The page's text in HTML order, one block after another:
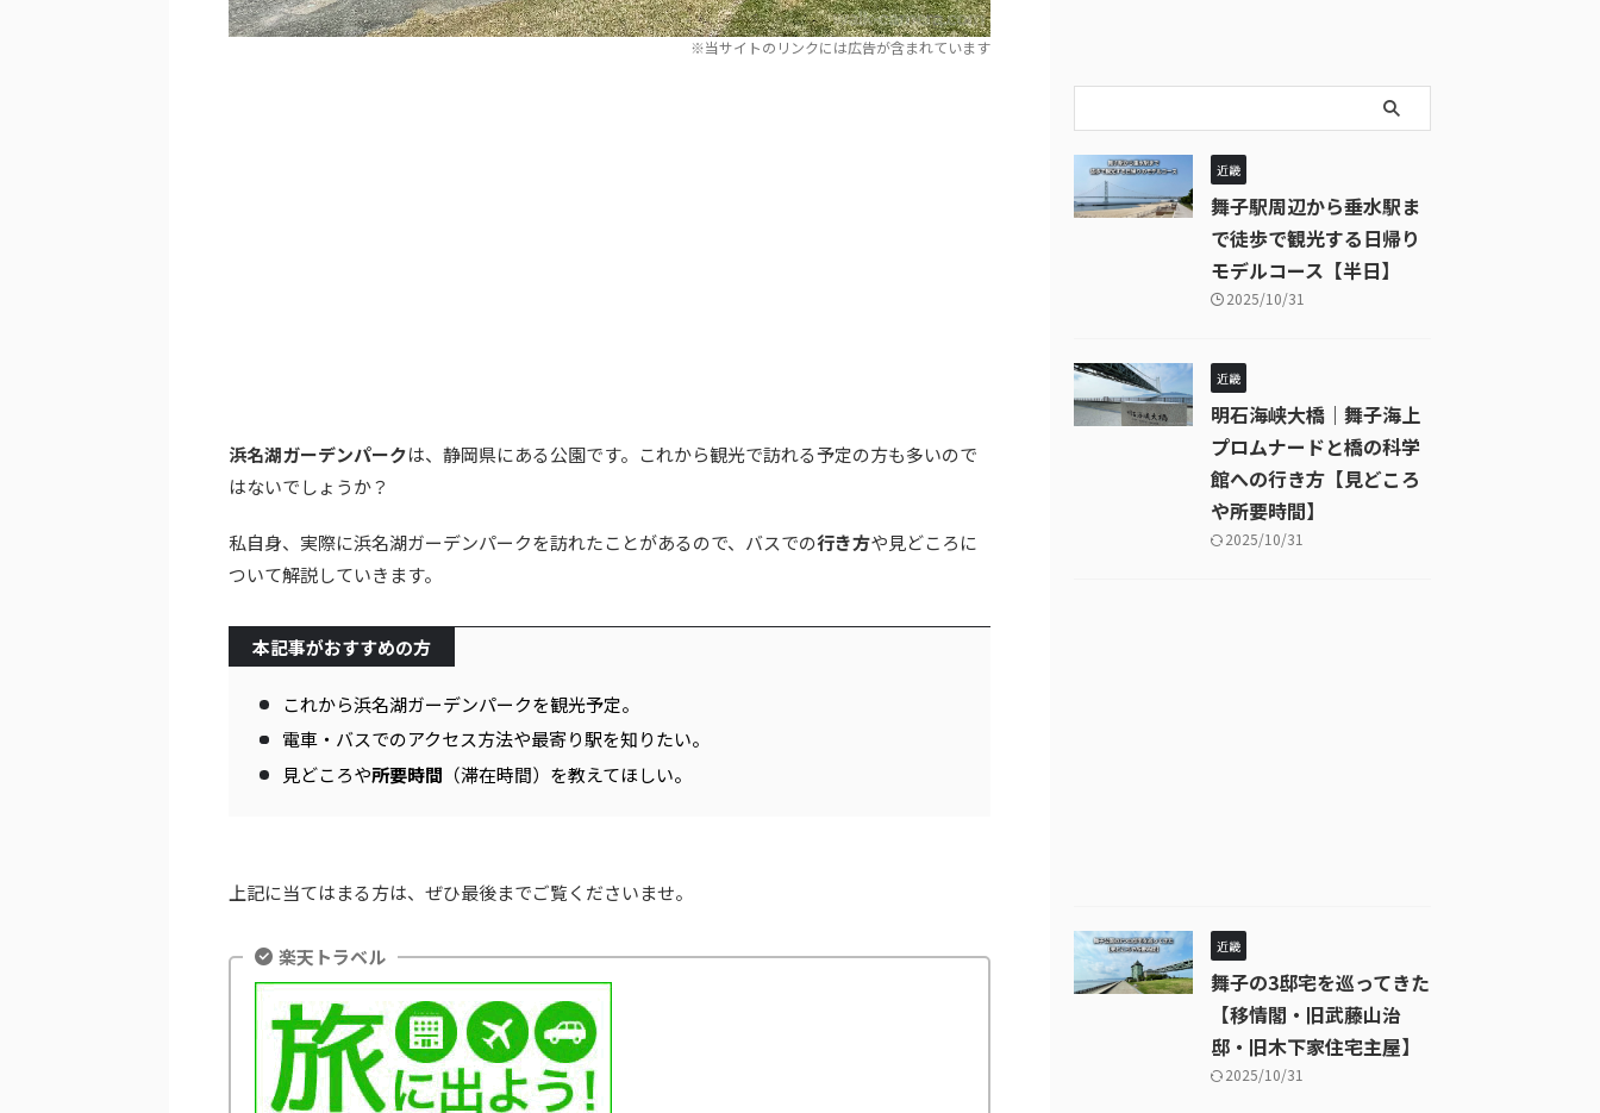
浜名湖ガーデンパークは、静岡県にある公園です。これから観光で訪れる予定の方も多いので
はないでしょうか？
私自身、実際に浜名湖ガーデンパークを訪れたことがあるので、バスでの行き方や見どころに
ついて解説していきます。
本記事がおすすめの方
これから浜名湖ガーデンパークを観光予定。
電車・バスでのアクセス方法や最寄り駅を知りたい。
見どころや所要時間 （滞在時間）を教えてほしい。
上記に当てはまる方は、ぜひ最後までご覧くださいませ。
楽天トラベル
近畿
舞子駅周辺から垂水駅ま
で徒歩で観光する日帰り
モデルコース【半日】
2025/10/31
近畿
明石海峡大橋｜舞子海上
プロムナードと橋の科学
館への行き方【見どころ
や所要時間】
2025/10/31
近畿
舞子の3邸宅を巡ってきた
【移情閣・旧武藤山治
邸・旧木下家住宅主屋】
2025/10/31